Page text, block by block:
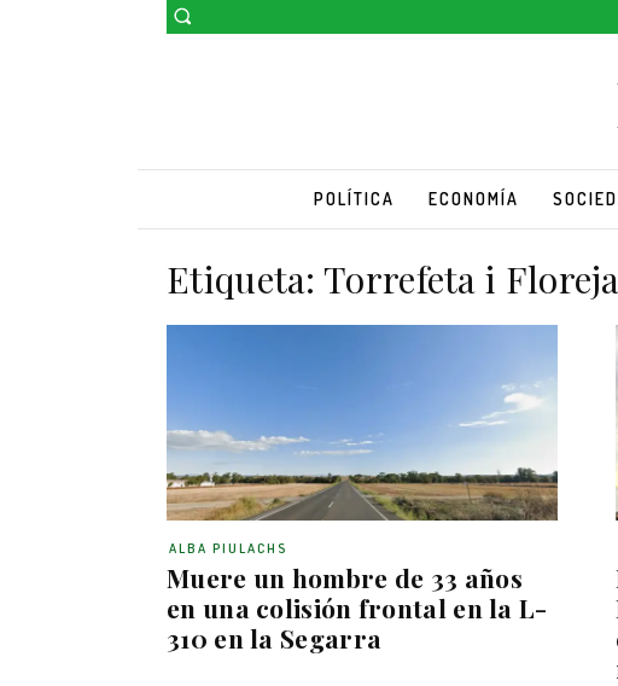
POLÍTICA ECONOMÍA
Etiqueta:Torrefeta i
Muere un hombre de 33 años
en una colisión frontal en la L-
310 en la Segarra
ALBA PIULACHS